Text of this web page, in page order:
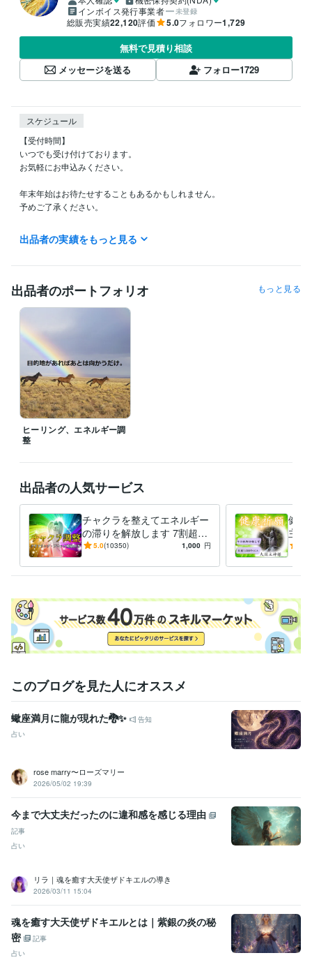
インボイス発行事業者
未登録
総販売実績22,120評価 5.0フォロワー1,729
無料で見積り相談
メッセージを送る
フォロー1729
スケジュール
【受付時間】
いつでも受け付けております。
お気軽にお申込みください。
年末年始はお待たせすることもあるかもしれません。
予めご了承ください。
【電話相談について】
何時〜可能ですか？とお気軽にメッセージください。
経験職種
ライフスタイル・その他 / 占い師
職歴
Prema of House
受賞歴
引き寄せの法則を生活に活用する簡単な方法
資格・検定
上級心理カウンセラー 取得年 : 2011年
メンタル心理カウンセラー
得意分野
ップご祈願
スピリチュアル 占い ヒーリング ご祈祷 チャクラ
運気アップ
天使
神様 波動整体 除霊
占い 波動整体でエネルギーの歪みを修正します
波動 波動整体 言霊 ヒーリング 歪み 病気
エネルギー
身体
体
出品者の実績をもっと見る
出品者のポートフォリオ もっと見る
ヒーリング、エネルギー調
整
出品者の人気サービス
チャクラを整えてエネルギー
の滞りを解放します 7割超リ
ピート！人生を変えたい人の
5.0(10350) 1,000 円
健康
主神
長寿
族に
このブログを見た人にオススメ
蠍座満月に龍が現れた🐉✨
告知
占い
rose marry〜ローズマリー
2026/05/02 19:39
今まで大丈夫だったのに違和感を感じる理由
記事
占い
リラ｜魂を癒す大天使ザドキエルの導き
2026/03/11 15:04
魂を癒す大天使ザドキエルとは｜紫銀の炎の秘
密
記事
占い